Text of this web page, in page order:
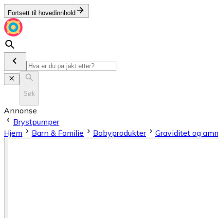
Fortsett til hovedinnhold
Søk
Annonse
Brystpumper
Hjem
Barn & Familie Babyprodukter Graviditet og